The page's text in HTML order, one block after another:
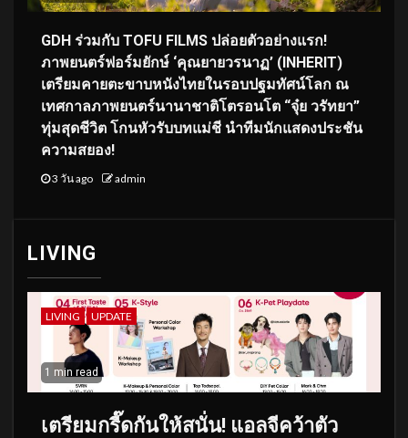
GDH ร่วมกับ TOFU FILMS ปล่อยตัวอย่างแรก!
ภาพยนตร์ฟอร์มยักษ์ ‘คุณยายวรนาฏ’ (INHERIT)
เตรียมคายตะขาบหนังไทยในรอบปฐมทัศน์โลก ณ
เทศกาลภาพยนตร์นานาชาติโตรอนโต “จุ๋ย วรัทยา”
ทุ่มสุดชีวิต โกนหัวรับบทแม่ชี นำทีมนักแสดงประชัน
ความสยอง!
3 วัน ago admin
LIVING
LIVING UPDATE
1 min read
เตรียมกรี๊ดกันให้สนั่น! แอลจีคว้าตัว